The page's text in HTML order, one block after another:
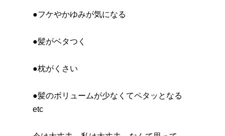
●フケやかゆみが気になる
●髪がベタつく
●枕がくさい
●髪のボリュームが少なくてペタッとなる
etc